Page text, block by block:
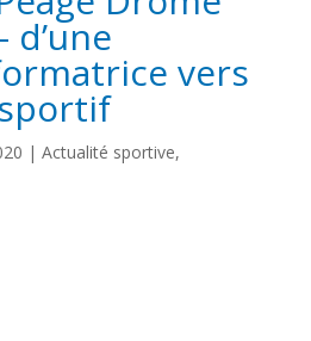
d’une
vers
| Actualité sportive,